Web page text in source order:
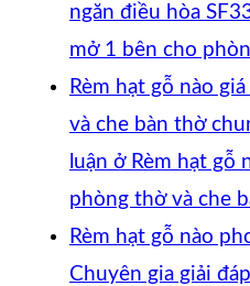
ngăn điều hòa
mở 1 bên cho
Rèm hạt gỗ nào
và che bàn thờ
luận ở Rèm hạt gỗ
phòng thờ và che
Rèm hạt gỗ nào
Chuyên gia giải